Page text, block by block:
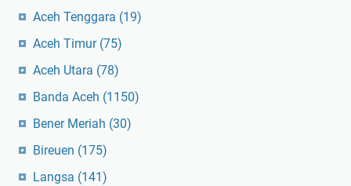
Aceh Tenggara (19)
Aceh Timur (75)
Aceh Utara (78)
Banda Aceh (1150)
Bener Meriah (30)
Bireuen (175)
Langsa (141)